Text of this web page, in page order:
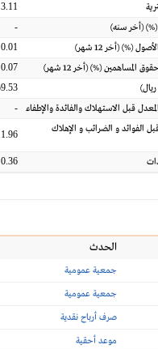
3.11
(%) (أخر سنه)
-
(%) (أخر 12 شهر)
0.01
المساهمين(%) (أخر 12 شهر)
0.07
ريال)
قبل الاستهلاك والفائدة والإطفاء
-
الفوائد و الضرائب و الإهلاك
0.36
الحدث
جمعية عمومية
جمعية عمومية
صرف أرباح نقدية
موعد أحقية